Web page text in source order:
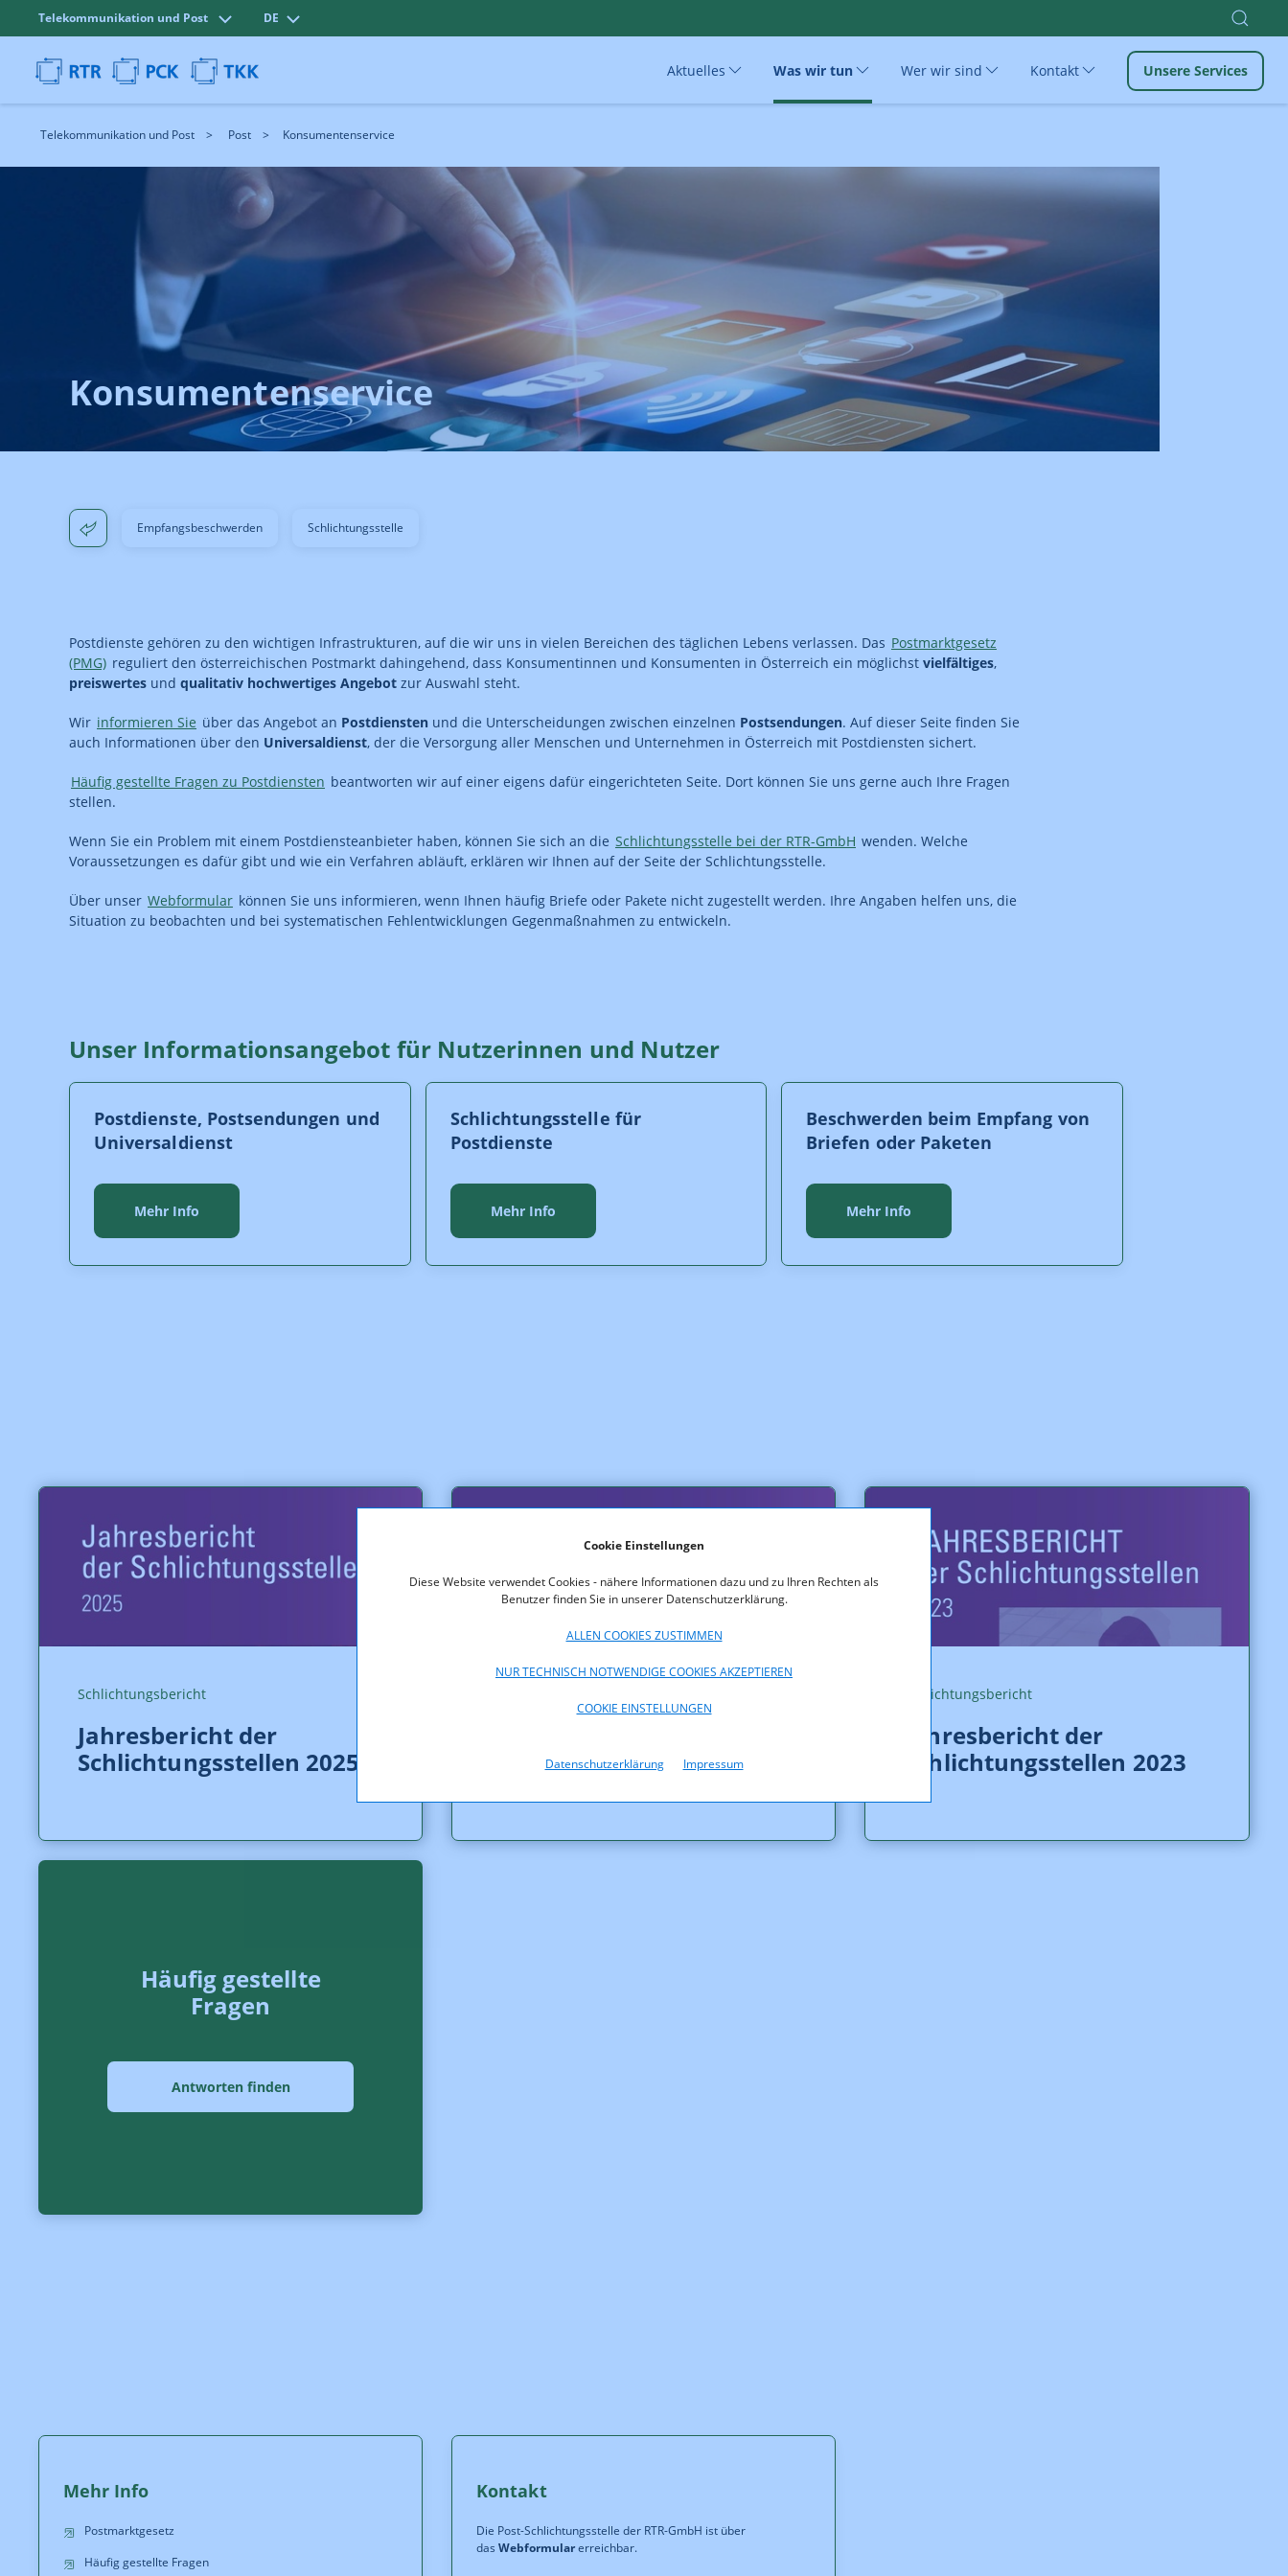
Cookie Einstellungen
Diese Website verwendet Cookies - nähere Informationen dazu und zu Ihren Rechten als
Benutzer finden Sie in unserer Datenschutzerklärung.
ALLEN COOKIES ZUSTIMMEN
NUR TECHNISCH NOTWENDIGE COOKIES AKZEPTIEREN
COOKIE EINSTELLUNGEN
Datenschutzerklärung Impressum
Telekommunikation und Post DE
Aktuelles Was wir tun Wer wir sind Kontakt Unsere Services
Telekommunikation und Post Post Konsumentenservice
Konsumentenservice
Empfangsbeschwerden Schlichtungsstelle
Postdienste gehören zu den wichtigen Infrastrukturen, auf die wir uns in vielen Bereichen des täglichen Lebens verlassen. Das Postmarktgesetz
(PMG) reguliert den österreichischen Postmarkt dahingehend, dass Konsumentinnen und Konsumenten in Österreich ein möglichst vielfältiges,
preiswertes und qualitativ hochwertiges Angebot zur Auswahl steht.
Wir informieren Sie über das Angebot an Postdiensten und die Unterscheidungen zwischen einzelnen Postsendungen. Auf dieser Seite finden Sie
auch Informationen über den Universaldienst, der die Versorgung aller Menschen und Unternehmen in Österreich mit Postdiensten sichert.
Häufig gestellte Fragen zu Postdiensten beantworten wir auf einer eigens dafür eingerichteten Seite. Dort können Sie uns gerne auch Ihre Fragen
stellen.
Wenn Sie ein Problem mit einem Postdiensteanbieter haben, können Sie sich an die Schlichtungsstelle bei der RTR-GmbH wenden. Welche
Voraussetzungen es dafür gibt und wie ein Verfahren abläuft, erklären wir Ihnen auf der Seite der Schlichtungsstelle.
Über unser Webformular können Sie uns informieren, wenn Ihnen häufig Briefe oder Pakete nicht zugestellt werden. Ihre Angaben helfen uns, die
Situation zu beobachten und bei systematischen Fehlentwicklungen Gegenmaßnahmen zu entwickeln.
Unser Informationsangebot für Nutzerinnen und Nutzer
Postdienste, Postsendungen und
Universaldienst
Mehr Info
Schlichtungsstelle für
Postdienste
Mehr Info
Beschwerden beim Empfang von
Briefen oder Paketen
Mehr Info
Schlichtungsbericht
Jahresbericht der
Schlichtungsstellen 2025
Schlichtungsstellen 2024
Schlichtungsbericht
Jahresbericht der
Schlichtungsstellen 2023
Häufig gestellte
Fragen
Antworten finden
Mehr Info
Postmarktgesetz
Häufig gestellte Fragen
Kontakt
Die Post-Schlichtungsstelle der RTR-GmbH ist über
dasWebformularerreichbar.